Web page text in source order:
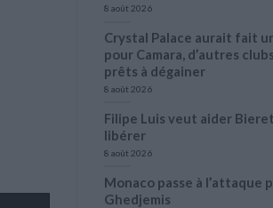
8 août 2026
Crystal Palace aurait fait
pour Camara, d’autres
prêts à dégainer
8 août 2026
Filipe Luis veut aider
libérer
8 août 2026
Monaco passe à l’attaque
Ghedjemis